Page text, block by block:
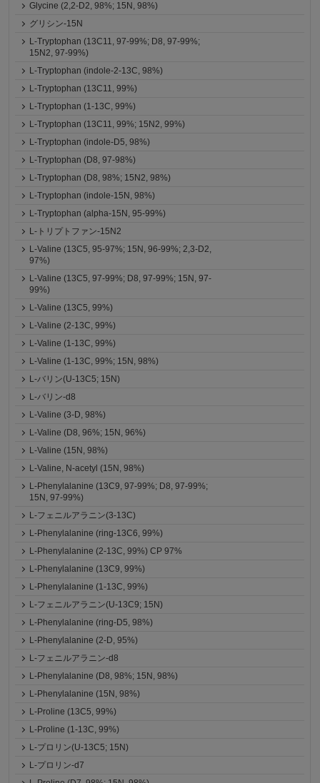
Glycine (2,2-D2, 98%; 15N, 98%)
グリシン-15N
L-Tryptophan (13C11, 97-99%; D8, 97-99%;
15N2, 97-99%)
L-Tryptophan (indole-2-13C, 98%)
L-Tryptophan (13C11, 99%)
L-Tryptophan (1-13C, 99%)
L-Tryptophan (13C11, 99%; 15N2, 99%)
L-Tryptophan (indole-D5, 98%)
L-Tryptophan (D8, 97-98%)
L-Tryptophan (D8, 98%; 15N2, 98%)
L-Tryptophan (indole-15N, 98%)
L-Tryptophan (alpha-15N, 95-99%)
L-トリプトファン-15N2
L-Valine (13C5, 95-97%; 15N, 96-99%; 2,3-D2,
97%)
L-Valine (13C5, 97-99%; D8, 97-99%; 15N, 97-
99%)
L-Valine (13C5, 99%)
L-Valine (2-13C, 99%)
L-Valine (1-13C, 99%)
L-Valine (1-13C, 99%; 15N, 98%)
L-バリン(U-13C5; 15N)
L-バリン-d8
L-Valine (3-D, 98%)
L-Valine (D8, 96%; 15N, 96%)
L-Valine (15N, 98%)
L-Valine, N-acetyl (15N, 98%)
L-Phenylalanine (13C9, 97-99%; D8, 97-99%;
15N, 97-99%)
L-フェニルアラニン(3-13C)
L-Phenylalanine (ring-13C6, 99%)
L-Phenylalanine (2-13C, 99%) CP 97%
L-Phenylalanine (13C9, 99%)
L-Phenylalanine (1-13C, 99%)
L-フェニルアラニン(U-13C9; 15N)
L-Phenylalanine (ring-D5, 98%)
L-Phenylalanine (2-D, 95%)
L-フェニルアラニン-d8
L-Phenylalanine (D8, 98%; 15N, 98%)
L-Phenylalanine (15N, 98%)
L-Proline (13C5, 99%)
L-Proline (1-13C, 99%)
L-プロリン(U-13C5; 15N)
L-プロリン-d7